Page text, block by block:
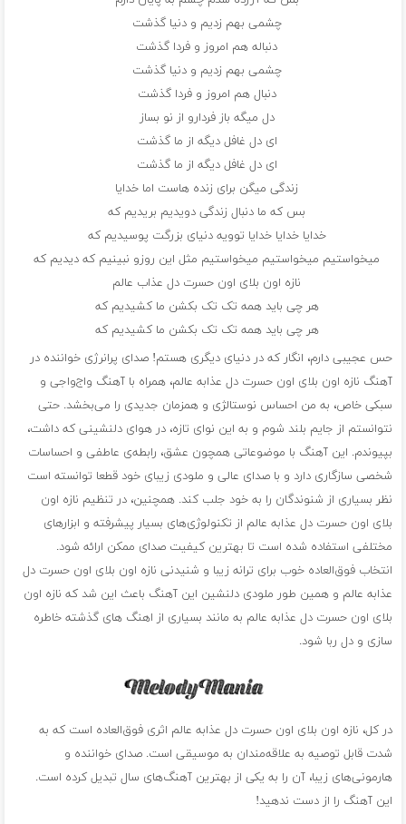
چشمی بهم زدیم و دنیا گذشت
دنباله هم امروز و فردا گذشت
چشمی بهم زدیم و دنیا گذشت
دنبال هم امروز و فردا گذشت
دل میگه باز فردارو از نو بساز
ای دل غافل دیگه از ما گذشت
ای دل غافل دیگه از ما گذشت
زندگی میگن برای زنده هاست اما خدایا
بس که ما دنبال زندگی دویدیم بریدیم که
خدایا خدایا خدایا توویه دنیای بزرگت پوسیدیم که
میخواستیم میخواستیم میخواستیم مثل این روزو نبینیم که دیدیم که
نازه اون بلای اون حسرت دل عذاب عالم
هر چی باید همه تک تک بکشن ما کشیدیم که
هر چی باید همه تک تک بکشن ما کشیدیم که
حس عجیبی دارم، انگار که در دنیای دیگری هستم! صدای پرانرژی خواننده در
آهنگ نازه اون بلای اون حسرت دل عذابه عالم، همراه با آهنگ واج‌واجی و
سبکی خاص، به من احساس نوستالژی و همزمان جدیدی را می‌بخشد. حتی
نتوانستم از جایم بلند شوم و به این نوای تازه، در هوای دلنشینی که داشت،
بپیوندم. این آهنگ با موضوعاتی همچون عشق، رابطه‌ی عاطفی و احساسات
شخصی سازگاری دارد و با صدای عالی و ملودی زیبای خود قطعا توانسته است
نظر بسیاری از شنوندگان را به خود جلب کند. همچنین، در تنظیم نازه اون
بلای اون حسرت دل عذابه عالم از تکنولوژی‌های بسیار پیشرفته و ابزارهای
مختلفی استفاده شده است تا بهترین کیفیت صدای ممکن ارائه شود.
انتخاب فوق‌العاده خوب برای ترانه زیبا و شنیدنی نازه اون بلای اون حسرت دل
عذابه عالم و همین طور ملودی دلنشین این آهنگ باعث این شد که نازه اون
بلای اون حسرت دل عذابه عالم به مانند بسیاری از اهنگ های گذشته خاطره
سازی و دل ربا شود.
در کل، نازه اون بلای اون حسرت دل عذابه عالم اثری فوق‌العاده است که به
شدت قابل توصیه به علاقه‌مندان به موسیقی است. صدای خواننده و
هارمونی‌های زیبا، آن را به یکی از بهترین آهنگ‌های سال تبدیل کرده است.
این آهنگ را از دست ندهید!